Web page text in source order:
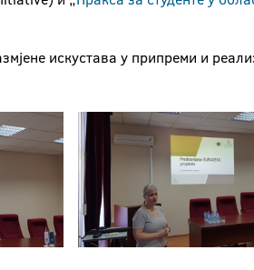
искустава у припреми и